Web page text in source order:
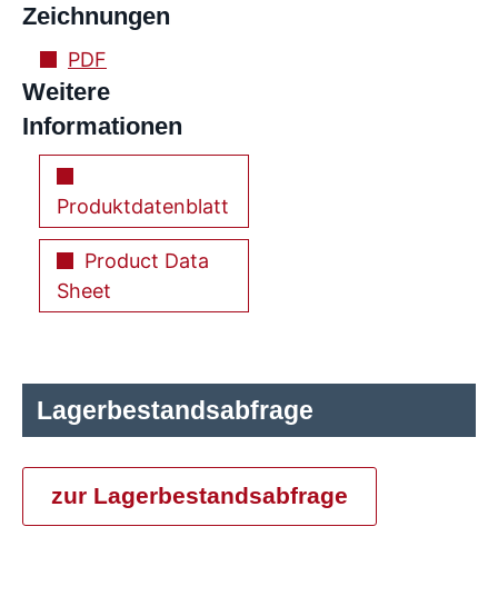
Zeichnungen
PDF
Weitere
Informationen
Produktdatenblatt
Product Data
Sheet
Lagerbestandsabfrage
zur Lagerbestandsabfrage